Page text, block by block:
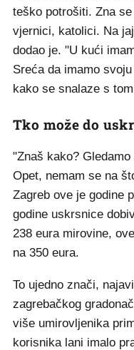
teško potrošiti. Zna
vjernici, katolici. Na
dodao je. "U kući
Sreća da imamo
kako se snalaze s
Tko može do
"Znaš kako?
Opet, nemam se na
Zagreb ove je godine
godine uskrsnice
238 eura mirovine,
na 350 eura.
To ujedno znači,
zagrebačkog
više umirovljenika
korisnika lani imalo